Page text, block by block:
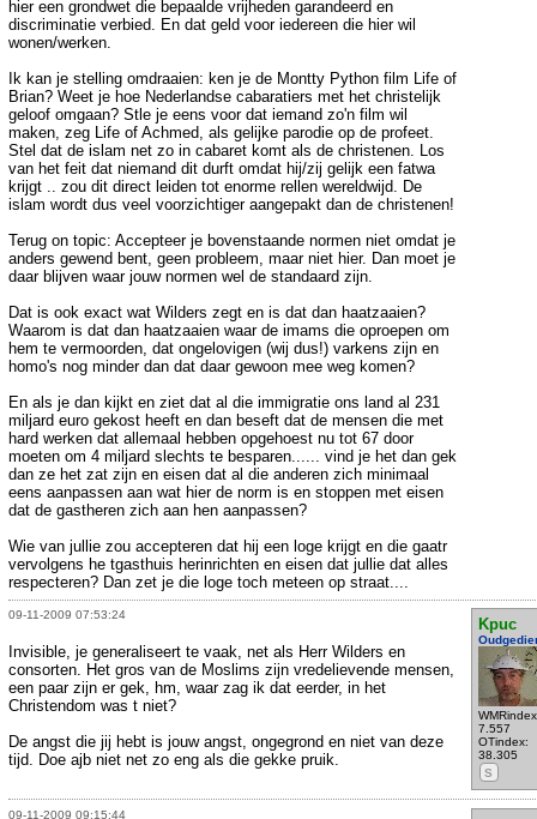
hier een grondwet die bepaalde vrijheden garandeerd en
discriminatie verbied. En dat geld voor iedereen die hier wil
wonen/werken.
Ik kan je stelling omdraaien: ken je de Montty Python film Life of
Brian? Weet je hoe Nederlandse cabaratiers met het christelijk
geloof omgaan? Stle je eens voor dat iemand zo'n film wil
maken, zeg Life of Achmed, als gelijke parodie op de profeet.
Stel dat de islam net zo in cabaret komt als de christenen. Los
van het feit dat niemand dit durft omdat hij/zij gelijk een fatwa
krijgt .. zou dit direct leiden tot enorme rellen wereldwijd. De
islam wordt dus veel voorzichtiger aangepakt dan de christenen!
Terug on topic: Accepteer je bovenstaande normen niet omdat je
anders gewend bent, geen probleem, maar niet hier. Dan moet je
daar blijven waar jouw normen wel de standaard zijn.
Dat is ook exact wat Wilders zegt en is dat dan haatzaaien?
Waarom is dat dan haatzaaien waar de imams die oproepen om
hem te vermoorden, dat ongelovigen (wij dus!) varkens zijn en
homo's nog minder dan dat daar gewoon mee weg komen?
En als je dan kijkt en ziet dat al die immigratie ons land al 231
miljard euro gekost heeft en dan beseft dat de mensen die met
hard werken dat allemaal hebben opgehoest nu tot 67 door
moeten om 4 miljard slechts te besparen...... vind je het dan gek
dan ze het zat zijn en eisen dat al die anderen zich minimaal
eens aanpassen aan wat hier de norm is en stoppen met eisen
dat de gastheren zich aan hen aanpassen?
Wie van jullie zou accepteren dat hij een loge krijgt en die gaatr
vervolgens he tgasthuis herinrichten en eisen dat jullie dat alles
respecteren? Dan zet je die loge toch meteen op straat....
09-11-2009 07:53:24
Kpuc
7.557
OTindex:
38.305
S
Invisible, je generaliseert te vaak, net als Herr Wilders en
consorten. Het gros van de Moslims zijn vredelievende mensen,
een paar zijn er gek, hm, waar zag ik dat eerder, in het
Christendom was t niet?
De angst die jij hebt is jouw angst, ongegrond en niet van deze
tijd. Doe ajb niet net zo eng als die gekke pruik.
09-11-2009 09:15:44